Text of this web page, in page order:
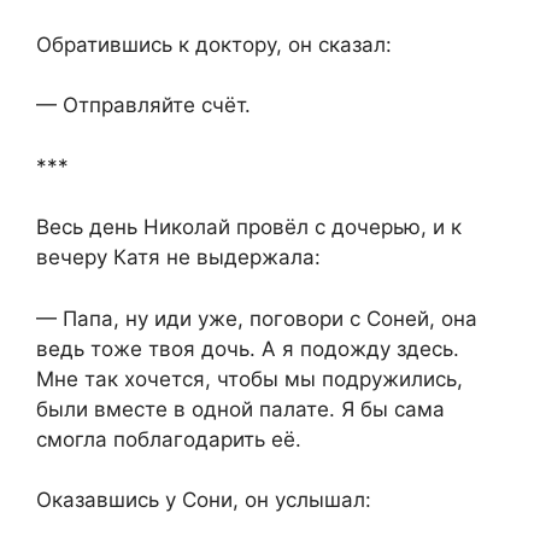
Обратившись к доктору, он сказал:
— Отправляйте счёт.
***
Весь день Николай провёл с дочерью, и к
вечеру Катя не выдержала:
— Папа, ну иди уже, поговори с Соней, она
ведь тоже твоя дочь. А я подожду здесь.
Мне так хочется, чтобы мы подружились,
были вместе в одной палате. Я бы сама
смогла поблагодарить её.
Оказавшись у Сони, он услышал: